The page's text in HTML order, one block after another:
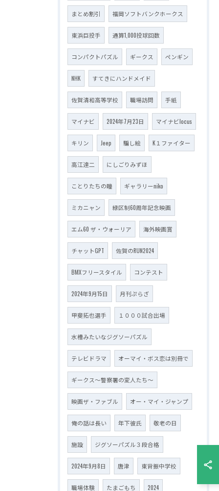
まとめ割引 福岡ソフトバンクホークス
東浜巨投手 通算1,000投球回数
コンパクトパズル ギークス ペンギン
NHK すてきにハンドメイド
佐賀清和高等学校 職場訪問 手紙
マイナビ 2024年7月23日 マイナビlocus
キリン Jeep 騙し絵 K１ファイター
高江達二 にしごりみずほ
ことりたちの瞳 ギャラリーniko
ミカニャン 緑区制60周年記念映画
エム60 ザ・ウォーリア 海外映画賞
チャットGPT 佐賀のRUN2024
BMXフリースタイル コンテスト
2024年9月15日 月刊ぷらざ
甲斐拓也選手 １０００試合出場
水槽みたいなジグソーパズル
テレビドラマ オーマイ・ボス恋は別冊で
ギークス～警察署の変人たち～
映画ザ・ファブル オー・マイ・ジャンプ
俺の話は長い 年下彼氏 敬老の日
施設 ジグソーパズル３段合格
2024年9月8日 唐津 東背振中学校
職場体験 たまごもち 2024